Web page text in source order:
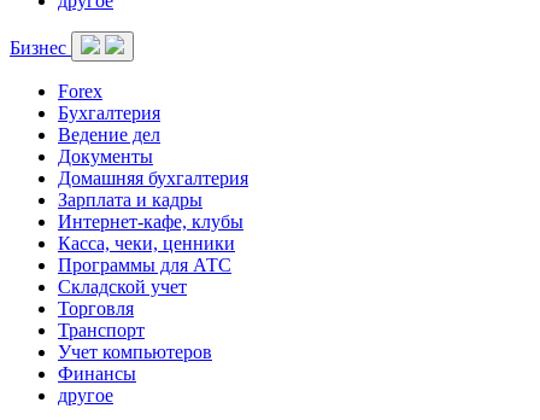
Бизнес
Forex
Бухгалтерия
Ведение дел
Документы
Домашняя бухгалтерия
Зарплата и кадры
Интернет-кафе, клубы
Касса, чеки, ценники
Программы для АТС
Складской учет
Торговля
Транспорт
Учет компьютеров
Финансы
другое